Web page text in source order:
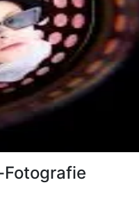
Fotografie